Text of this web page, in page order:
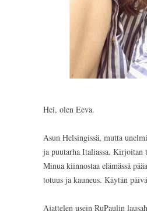
Hei, olen Eeva.
Asun Helsingissä, mutta
ja puutarha Italiassa. Kirjoitan
Minua kiinnostaa elämässä
totuus ja kauneus. Käytän
Ajattelen usein RuPaulin